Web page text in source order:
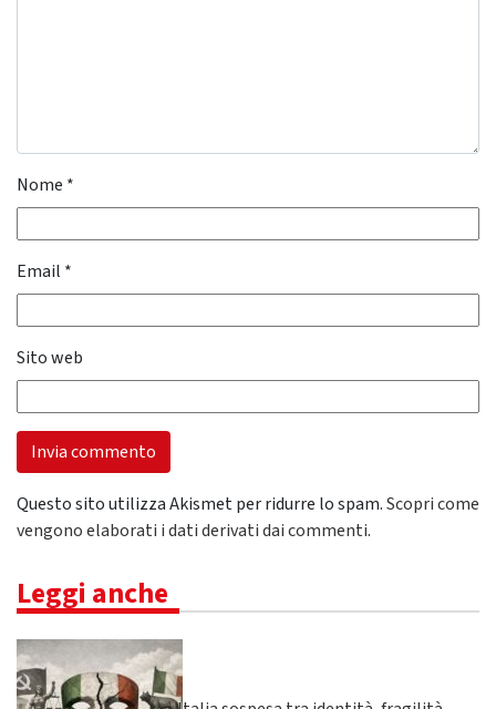
Nome *
Email *
Sito web
Questo sito utilizza Akismet per ridurre lo spam.Scopri come
vengono elaborati i dati derivati dai commenti.
Leggi anche